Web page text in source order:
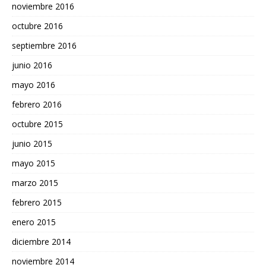
noviembre 2016
octubre 2016
septiembre 2016
junio 2016
mayo 2016
febrero 2016
octubre 2015
junio 2015
mayo 2015
marzo 2015
febrero 2015
enero 2015
diciembre 2014
noviembre 2014